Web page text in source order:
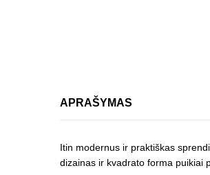
APRAŠYMAS
Itin modernus ir praktiškas
dizainas ir kvadrato forma puikiai